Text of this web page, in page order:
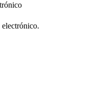
electrónico.